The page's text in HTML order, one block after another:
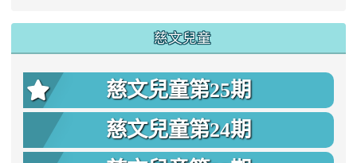
慈文兒童
慈文兒童第25期
慈文兒童第24期